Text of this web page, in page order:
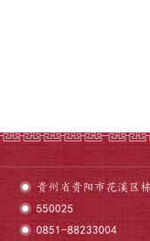
贵州省贵阳市花溪区
550025
0851-88233004